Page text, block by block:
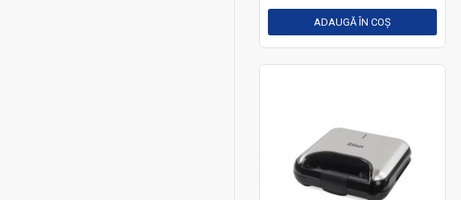
ADAUGĂ ÎN COŞ